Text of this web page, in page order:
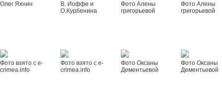
Олег Яхнин
В. Иоффе и
О.Курбенина
Фото Алены
григорьевой
Фото Алены
григорьевой
Фото взято с e-
crimea.info
Фото взято с e-
crimea.info
Фото Оксаны
Дементьевой
Фото Оксаны
Дементьевой